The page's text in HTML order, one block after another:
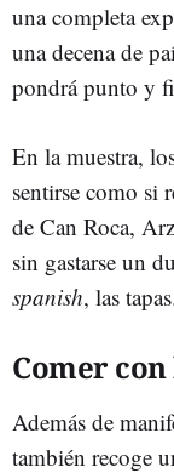
una completa
una decena de
pondrá punto y
En la muestra,
sentirse como si
de Can Roca,
sin gastarse un
spanish, las
Comer
Además de
también recoge